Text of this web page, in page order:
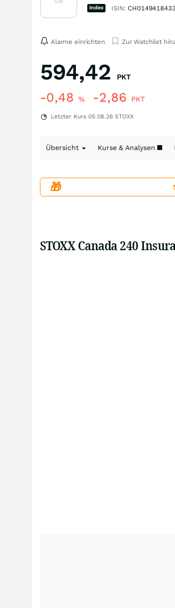
Index ISIN: CH0149418433
Alarme einrichten Zur Watchlist
594,42 PKT
-0,48 % -2,86 PKT
Letzter Kurs 05.08.26 STOXX
Übersicht Kurse & Analysen
🎁
STOXX Canada 240